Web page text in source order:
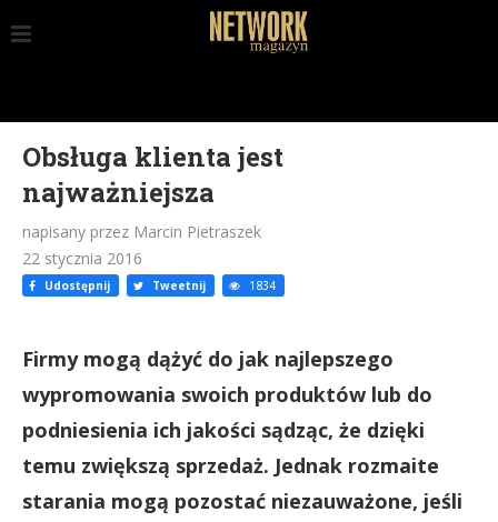
Obsługa klienta jest
najważniejsza
napisany przez Marcin Pietraszek
22 stycznia 2016
Udostępnij Tweetnij 1834
Firmy mogą dążyć do jak najlepszego
wypromowania swoich produktów lub do
podniesienia ich jakości sądząc, że dzięki
temu zwiększą sprzedaż. Jednak rozmaite
starania mogą pozostać niezauważone, jeśli